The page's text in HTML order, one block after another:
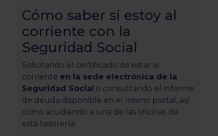
Cómo saber si estoy al
corriente con la
Seguridad Social
Solicitando el certificado de estar al
corriente en la sede electrónica de la
Seguridad Social o consultando el informe
de deuda disponible en el mismo portal, así
como acudiendo a una de las oficinas de
esta tesorería.